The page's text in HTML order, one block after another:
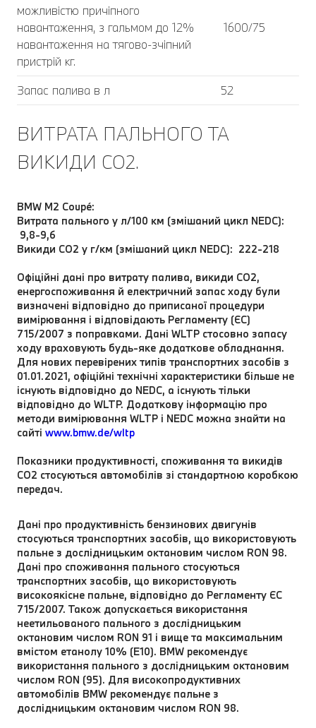
можливістю причіпного
навантаження, з гальмом до 12%
навантаження на тягово-зчіпний
пристрій кг.
1600/75
Запас палива в л 52
ВИТРАТА ПАЛЬНОГО ТА
ВИКИДИ CO2.
BMW M2 Coupé:
Витрата пального у л/100 км (змішаний цикл NEDC):
9,8-9,6
Викиди CO2 у г/км (змішаний цикл NEDC): 222-218
Офіційні дані про витрату палива, викиди CO2,
енергоспоживання й електричний запас ходу були
визначені відповідно до приписаної процедури
вимірювання і відповідають Регламенту (ЄС)
715/2007 з поправками. Дані WLTP стосовно запасу
ходу враховують будь-яке додаткове обладнання.
Для нових перевірених типів транспортних засобів з
01.01.2021, офіційні технічні характеристики більше не
існують відповідно до NEDC, а існують тільки
відповідно до WLTP. Додаткову інформацію про
методи вимірювання WLTP і NEDC можна знайти на
сайті www.bmw.de/wltp
Показники продуктивності, споживання та викидів
CO2 стосуються автомобілів зі стандартною коробкою
передач.
Дані про продуктивність бензинових двигунів
стосуються транспортних засобів, що використовують
пальне з дослідницьким октановим числом RON 98.
Дані про споживання пального стосуються
транспортних засобів, що використовують
високоякісне пальне, відповідно до Регламенту ЄС
715/2007. Також допускається використання
неетильованого пального з дослідницьким
октановим числом RON 91 і вище та максимальним
вмістом етанолу 10% (E10). BMW рекомендує
використання пального з дослідницьким октановим
числом RON (95). Для високопродуктивних
автомобілів BMW рекомендує пальне з
дослідницьким октановим числом RON 98.